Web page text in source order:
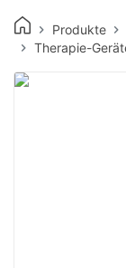
Produkte
Therapie-